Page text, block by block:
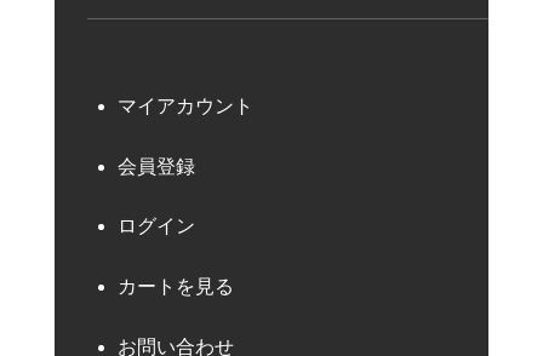
マイアカウント
会員登録
ログイン
カートを見る
お問い合わせ